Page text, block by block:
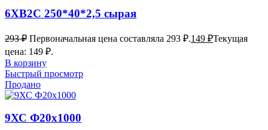
6ХВ2С 250*40*2,5 сырая
293₽ Первоначальная цена составляла 293 ₽.149 ₽Текущая
цена: 149 ₽.
В корзину
Быстрый просмотр
Продано
9ХС Ф20х1000